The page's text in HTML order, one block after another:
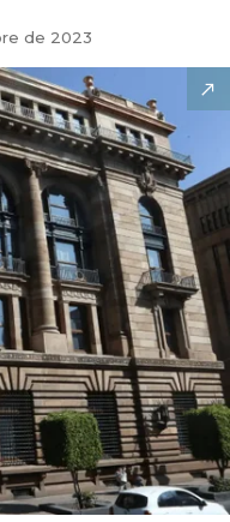
de 2023